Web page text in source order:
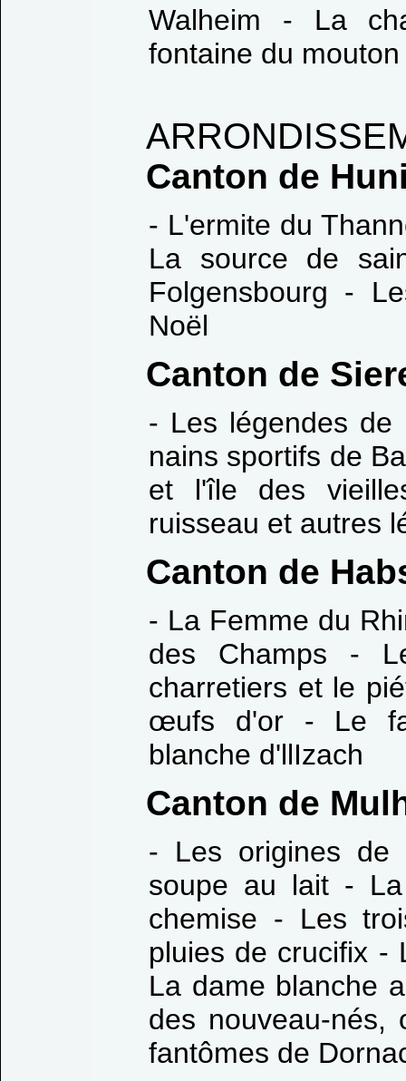
Walheim - La
fontaine du mouton
Canton de
- L'ermite du
La source de
Folgensbourg -
Noël
Canton de
- Les légendes
nains sportifs de
et l'île des
ruisseau et autres
Canton de
- La Femme du
des Champs -
charretiers et le
œufs d'or - Le
blanche d'llIzach
Canton de
- Les origines de
soupe au lait -
chemise - Les
pluies de crucifix -
La dame blanche
des nouveau-
fantômes de